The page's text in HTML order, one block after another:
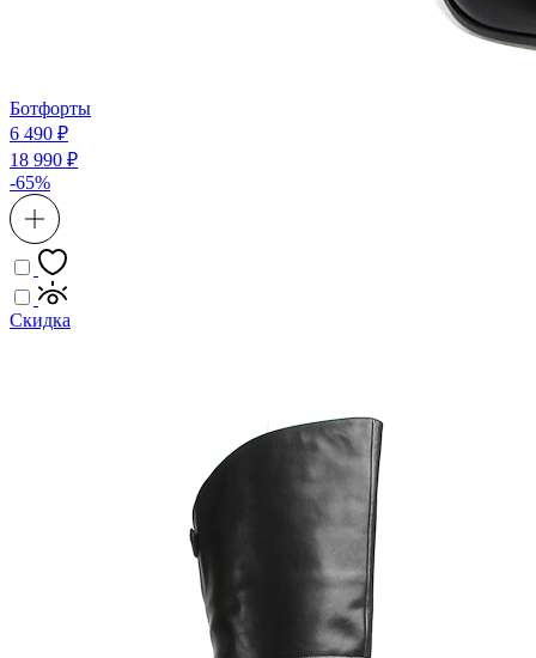
Ботфорты
6 490 ₽
18 990 ₽
-65%
Скидка